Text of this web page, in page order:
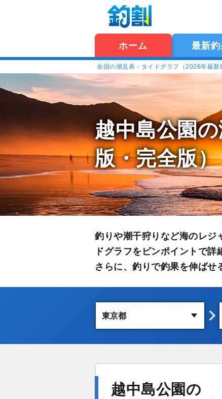
ホーム 最新釣
全国の潮見表・タイドグラフ（2026年最新
越中島公園
版・完全版）
釣りや潮干狩りなど海のレジ
ドグラフをピンポイントで
さらに、釣りで釣果を伸ばせ
越中島公園の